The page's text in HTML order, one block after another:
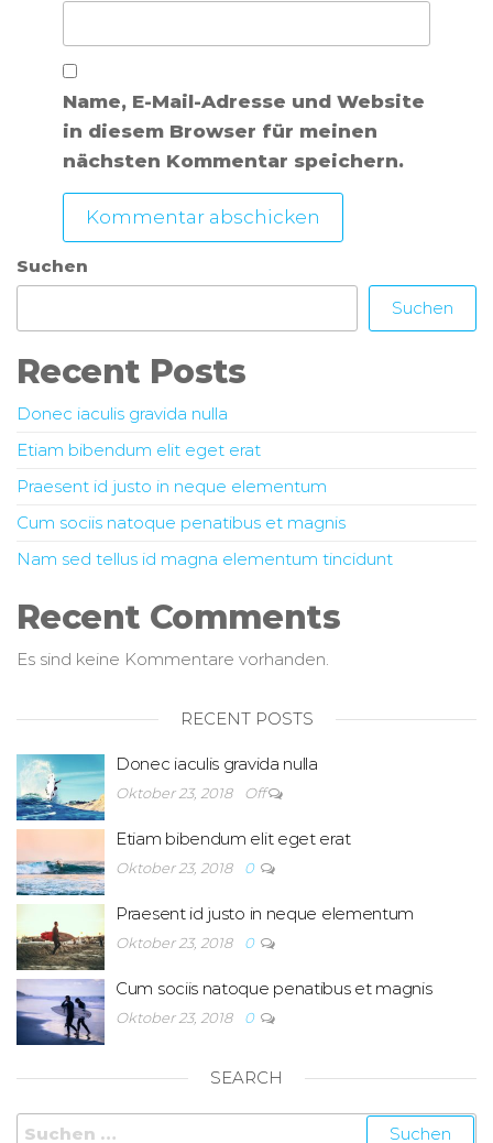
Name, E-Mail-Adresse und Website
in diesem Browser für meinen
nächsten Kommentar speichern.
Suchen
Suchen
Recent Posts
Donec iaculis gravida nulla
Etiam bibendum elit eget erat
Praesent id justo in neque elementum
Cum sociis natoque penatibus et magnis
Nam sed tellus id magna elementum tincidunt
Recent Comments
Es sind keine Kommentare vorhanden.
RECENT POSTS
Donec iaculis gravida nulla
Oktober 23, 2018 Off
Etiam bibendum elit eget erat
Oktober 23, 2018 0
Praesent id justo in neque elementum
Oktober 23, 2018 0
Cum sociis natoque penatibus et magnis
Oktober 23, 2018 0
SEARCH